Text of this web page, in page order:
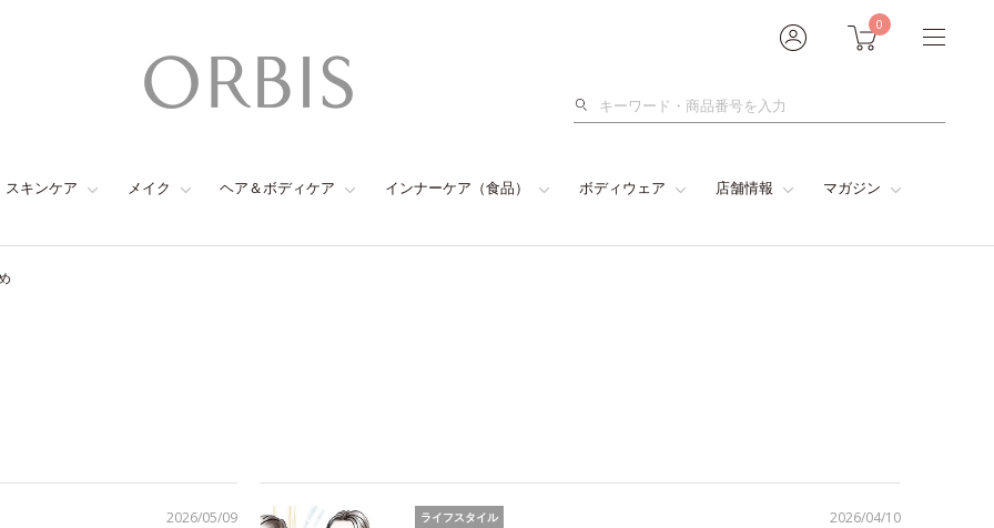
0
検
スキンケア メイク ヘア＆ボディケア インナーケア（食品） ボディウェア 店舗情報 マガジン
2026/05/09 2026/04/10
ライフスタイル